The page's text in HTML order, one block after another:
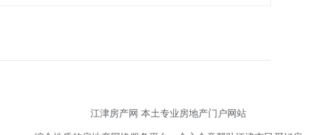
江津房产网 本土专业房地产门户网站